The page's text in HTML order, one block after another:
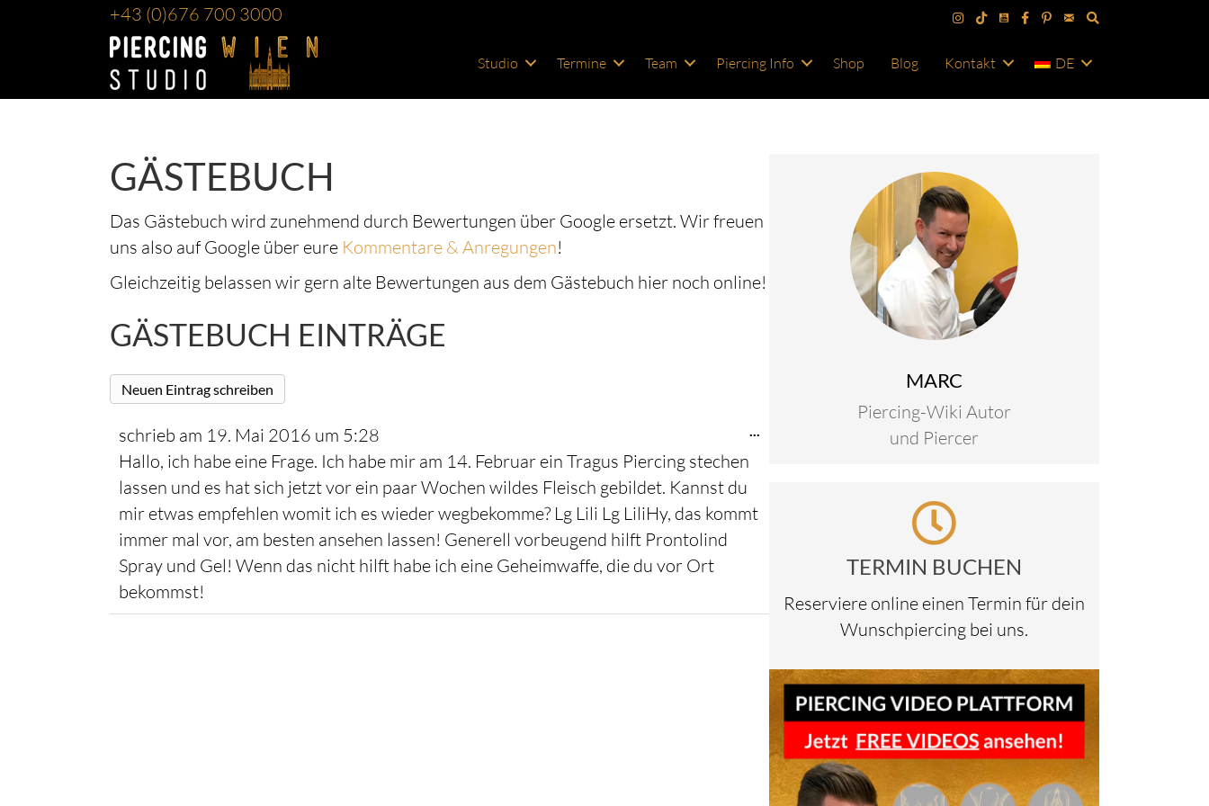
+43 (0)676 700 3000
Studio Termine Team Piercing Info Shop Blog Kontakt DE
GÄSTEBUCH
Das Gästebuch wird zunehmend durch Bewertungen über Google ersetzt. Wir freuen
uns also auf Google über eure Kommentare & Anregungen!
Gleichzeitig belassen wir gern alte Bewertungen aus dem Gästebuch hier noch online!
GÄSTEBUCH EINTRÄGE
schrieb am 19. Mai 2016 um 5:28
Hallo, ich habe eine Frage. Ich habe mir am 14. Februar ein Tragus Piercing stechen
lassen und es hat sich jetzt vor ein paar Wochen wildes Fleisch gebildet. Kannst du
mir etwas empfehlen womit ich es wieder wegbekomme? Lg Lili Lg LiliHy, das kommt
immer mal vor, am besten ansehen lassen! Generell vorbeugend hilft Prontolind
Spray und Gel! Wenn das nicht hilft habe ich eine Geheimwaffe, die du vor Ort
bekommst!
MARC
Piercing-Wiki Autor
und Piercer
TERMIN BUCHEN
Reserviere online einen Termin für dein
Wunschpiercing bei uns.